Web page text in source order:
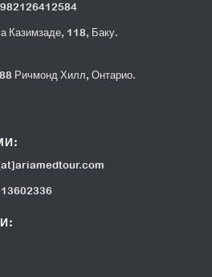
Казимзаде, 118, Баку.
Ричмонд Хилл, Онтарио.